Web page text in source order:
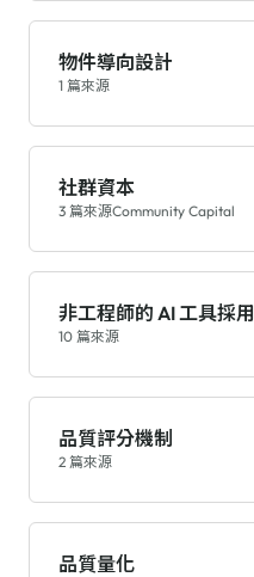
物件導向設計
1 篇來源
社群資本
3 篇來源Community Capital
非工程師的 AI 工具採用
10 篇來源
品質評分機制
2 篇來源
品質量化